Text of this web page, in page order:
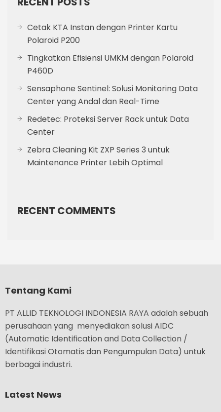
Cetak KTA Instan dengan Printer Kartu
Polaroid P200
Tingkatkan Efisiensi UMKM dengan Polaroid
P460D
Sensaphone Sentinel: Solusi Monitoring Data
Center yang Andal dan Real-Time
Redetec: Proteksi Server Rack untuk Data
Center
Zebra Cleaning Kit ZXP Series 3 untuk
Maintenance Printer Lebih Optimal
RECENT COMMENTS
Tentang Kami
PT ALLID TEKNOLOGI INDONESIA RAYA adalah sebuah
perusahaan yang menyediakan solusi AIDC
(Automatic Identification and Data Collection /
Identifikasi Otomatis dan Pengumpulan Data) untuk
berbagai industri.
Latest News